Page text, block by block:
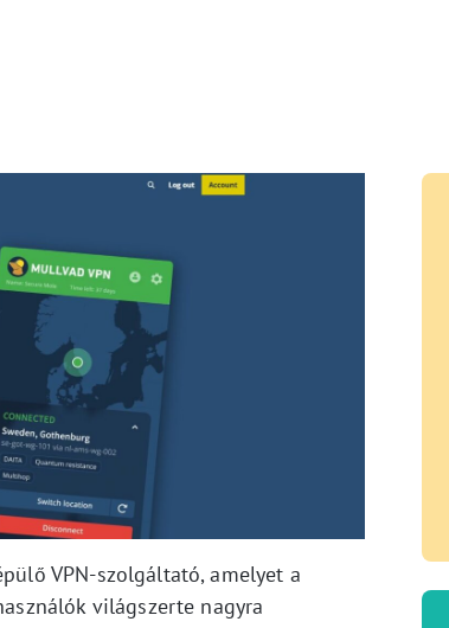
VPN-szolgáltató, amelyet a
világszerte nagyra